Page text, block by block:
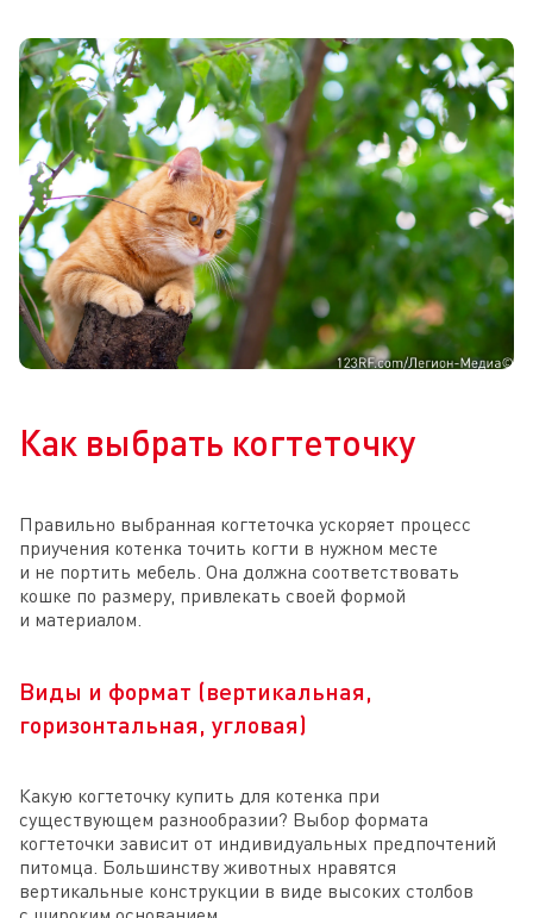
Как выбрать когтеточку
Правильно выбранная когтеточка ускоряет процесс
приучения котенка точить когти в нужном месте
и не портить мебель. Она должна соответствовать
кошке по размеру, привлекать своей формой
и материалом.
Виды и формат (вертикальная,
горизонтальная, угловая)
Какую когтеточку купить для котенка при
существующем разнообразии? Выбор формата
когтеточки зависит от индивидуальных предпочтений
питомца. Большинству животных нравятся
вертикальные конструкции в виде высоких столбов